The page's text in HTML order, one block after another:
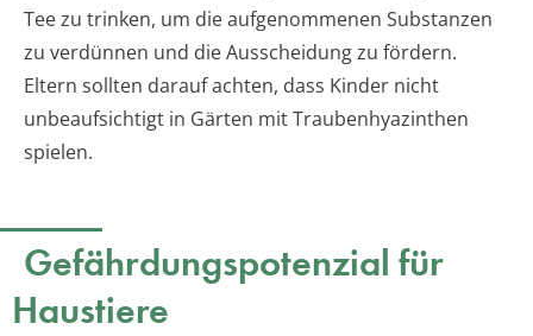
Tee zu trinken, um die aufgenommenen Substanzen
zu verdünnen und die Ausscheidung zu fördern.
Eltern sollten darauf achten, dass Kinder nicht
unbeaufsichtigt in Gärten mit Traubenhyazinthen
spielen.
Gefährdungspotenzial für
Haustiere